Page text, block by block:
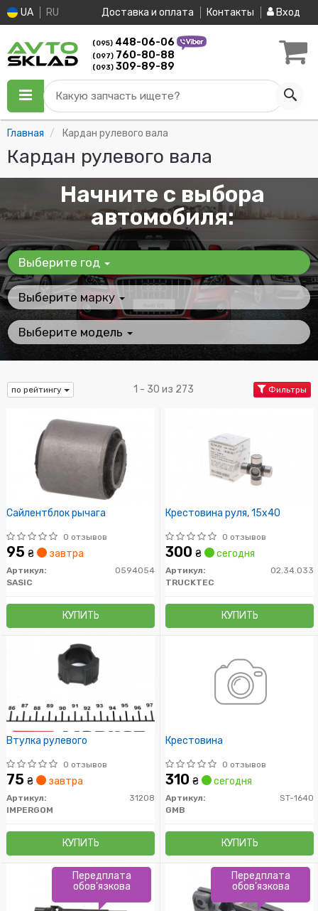
UA RU Доставка и оплата Контакты Вход
(095) 448-06-06
(097) 760-80-88
(093) 309-89-89
Какую запчасть ищете?
Главная Кардан рулевого вала
Кардан рулевого вала
Начните с выбора
автомобиля:
Выберите год
Выберите марку
Выберите модель
по рейтингу 1 - 30 из 273 Фильтры
Сайлентблок рычага
0 отзывов
95 ₴ завтра
Артикул:
0594054
SASIC
КУПИТЬ
Крестовина руля, 15x40
0 отзывов
300 ₴ сегодня
Артикул:
02.34.033
TRUCKTEC
КУПИТЬ
Втулка рулевого
0 отзывов
75 ₴ завтра
Артикул:
31208
IMPERGOM
КУПИТЬ
Крестовина
0 отзывов
310 ₴ сегодня
Артикул:
ST-1640
GMB
КУПИТЬ
Передплата
обов'язкова
Передплата
обов'язкова